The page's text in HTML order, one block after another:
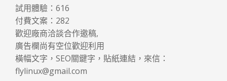
試用體驗： 616
付費文案： 282
歡迎廠商洽談合作邀稿,
廣告欄尚有空位歡迎利用
橫幅文字，SEO關鍵字，貼紙連結，來信：
flylinux@gmail.com